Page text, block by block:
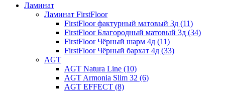
Ламинат
Ламинат FirstFloor
FirstFloor фактурный матовый 3д (11)
FirstFloor Благородный матовый 3д (34)
FirstFloor Чёрный шарм 4д (11)
FirstFloor Чёрный бархат 4д (33)
AGT
AGT Natura Line (10)
AGT Armonia Slim 32 (6)
AGT EFFECT (8)